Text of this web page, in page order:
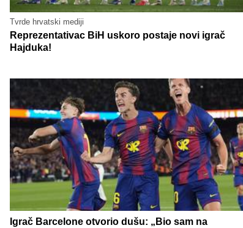
Tvrde hrvatski mediji
Reprezentativac BiH uskoro postaje novi igrač
Hajduka!
Igrač Barcelone otvorio dušu: „Bio sam na